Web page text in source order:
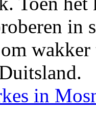
in
in